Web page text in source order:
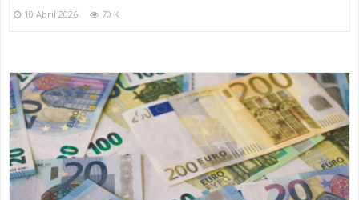
10 Abril 2026 70 K